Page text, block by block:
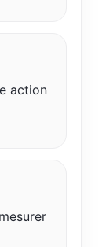
action